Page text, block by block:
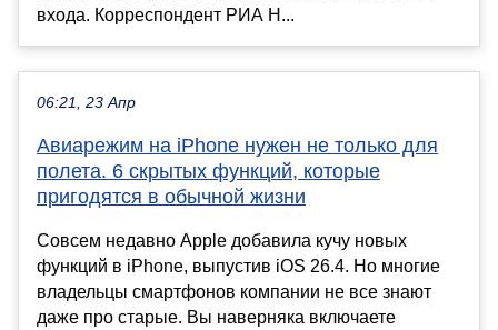
входа. Корреспондент РИА Н...
06:21, 23 Апр
Авиарежим на iPhone нужен не только для
полета. 6 скрытых функций, которые
пригодятся в обычной жизни
Совсем недавно Apple добавила кучу новых
функций в iPhone, выпустив iOS 26.4. Но многие
владельцы смартфонов компании не все знают
даже про старые. Вы наверняка включаете